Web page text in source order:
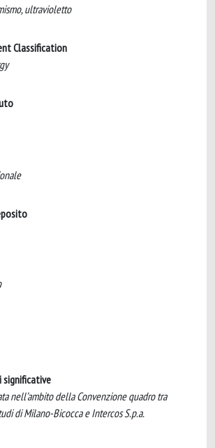
ultravioletto
Classification
nell’ambito della Convenzione quadro tra
di Milano-Bicocca e Intercos S.p.a.